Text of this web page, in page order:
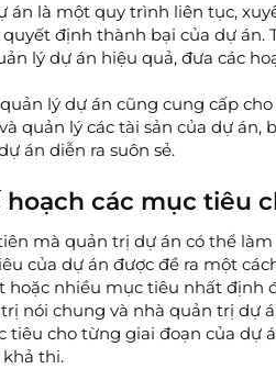
án là một quy trình liên tục,
định thành bại của dự
lý dự án hiệu quả, đưa các
lý dự án cũng cung cấp
quản lý các tài sản của dự
án diễn ra suôn sẻ.
hoạch các mục tiêu
mà quản trị dự án có thể
của dự án được đề ra một
hoặc nhiều mục tiêu nhất định
nói chung và nhà quản trị dự
tiêu cho từng giai đoạn của dự
thi.